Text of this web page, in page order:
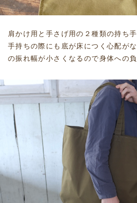
肩かけ用と手さげ用の２種類の持ち
手持ちの際にも底が床につく心配が
の振れ幅が小さくなるので身体への